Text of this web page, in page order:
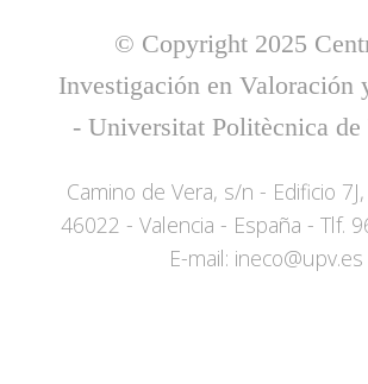
© Copyright 2025
Investigación en Valoración
- Universitat Politècnica de
Camino de Vera, s/n - Edificio
46022 - Valencia - España - Tlf.
E-mail: ineco@upv.es